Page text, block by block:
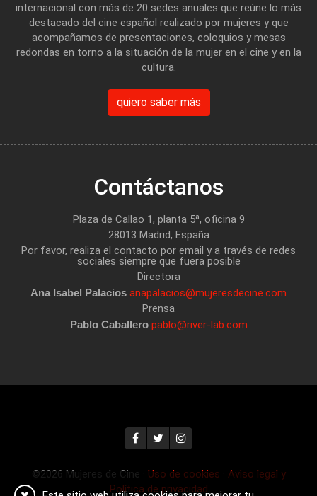
internacional con más de 20 sedes anuales que reúne lo más
destacado del cine español realizado por mujeres y que
acompañamos de presentaciones, coloquios y mesas
redondas en torno a la situación de la mujer en el cine y en la
cultura.
quiero saber más
Contáctanos
Plaza de Callao 1, planta 5ª, oficina 9
28013 Madrid, España
Por favor, realiza el contacto por email y a través de redes
sociales siempre que fuera posible
Directora
Ana Isabel Palacios anapalacios@mujeresdecine.com
Prensa
Pablo Caballero pablo@river-lab.com
©2026 Mujeres de Cine · Uso de cookies
Aviso legal y
Política de privacidad